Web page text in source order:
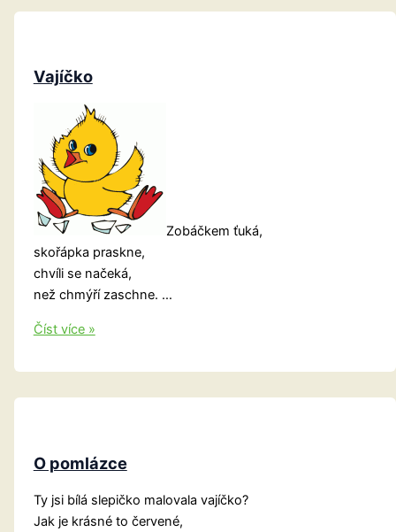
Vajíčko
Zobáčkem ťuká,
skořápka praskne,
chvíli se načeká,
než chmýří zaschne. …
Vajíčko
Číst více »
O pomlázce
Ty jsi bílá slepičko malovala vajíčko?
Jak je krásné to červené,